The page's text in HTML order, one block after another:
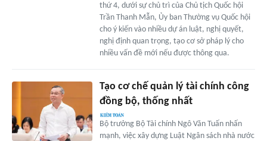
thứ 4, dưới sự chủ trì của Chủ tịch Quốc hội
Trần Thanh Mẫn, Ủy ban Thường vụ Quốc hội
cho ý kiến vào nhiều dự án luật, nghị quyết,
nghị định quan trọng, tạo cơ sở pháp lý cho
nhiều vấn đề mới nếu được thông qua.
Tạo cơ chế quản lý tài chính công
đồng bộ, thống nhất
Bộ trưởng Bộ Tài chính Ngô Văn Tuấn nhấn
mạnh, việc xây dựng Luật Ngân sách nhà nước